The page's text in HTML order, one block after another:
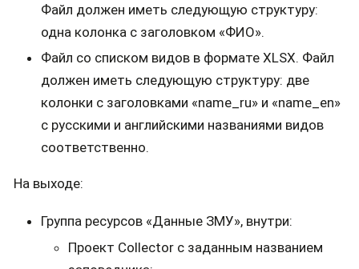
Файл должен иметь следующую структуру:
одна колонка с заголовком «ФИО».
Файл со списком видов в формате XLSX. Файл
должен иметь следующую структуру: две
колонки с заголовками «name_ru» и «name_en»
с русскими и английскими названиями видов
соответственно.
На выходе:
Группа ресурсов «Данные ЗМУ», внутри:
Проект Collector с заданным названием